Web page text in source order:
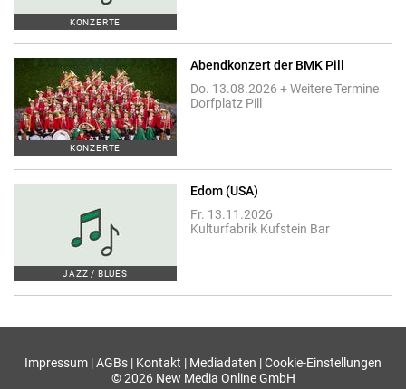
KONZERTE
KONZERTE
Abendkonzert der BMK Pill
Do. 13.08.2026 + Weitere Termine
Dorfplatz Pill
JAZZ / BLUES
Edom (USA)
Fr. 13.11.2026
Kulturfabrik Kufstein Bar
Impressum |AGBs | Kontakt | Mediadaten |Cookie-Einstellungen
© 2026 New Media Online GmbH